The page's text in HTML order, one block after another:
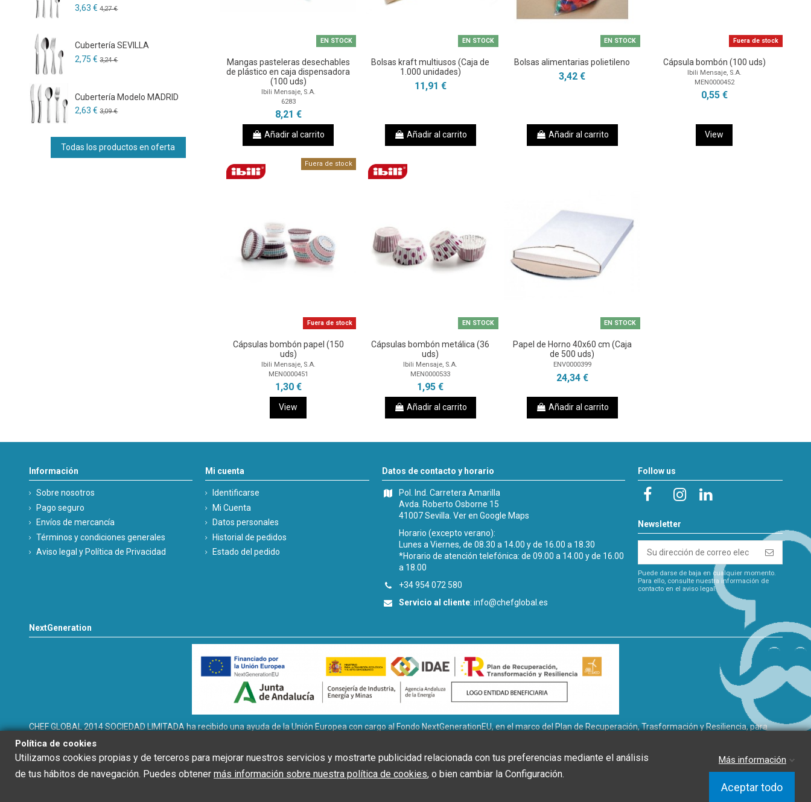
EN STOCK
Mangas pasteleras desechables
de plástico en caja dispensadora
(100 uds)
Ibili Mensaje, S.A.
6283
8,21 €
Añadir al carrito
EN STOCK
Bolsas kraft multiusos (Caja de
1.000 unidades)
11,91 €
Añadir al carrito
EN STOCK
Bolsas alimentarias polietileno
3,42 €
Añadir al carrito
Fuera de stock
Cápsula bombón (100 uds)
Ibili Mensaje, S.A.
MEN0000452
0,55 €
View
Fuera de stock
Fuera de stock
Cápsulas bombón papel (150
uds)
Ibili Mensaje, S.A.
MEN0000451
1,30 €
View
EN STOCK
Cápsulas bombón metálica (36
uds)
Ibili Mensaje, S.A.
MEN0000533
1,95 €
Añadir al carrito
EN STOCK
Papel de Horno 40x60 cm (Caja
de 500 uds)
ENV0000399
24,34 €
Añadir al carrito
3,63 € 4,27 €
Cubertería SEVILLA
2,75 € 3,24 €
Cubertería Modelo MADRID
2,63 € 3,09 €
Todas los productos en oferta
Información
Sobre nosotros
Pago seguro
Envíos de mercancía
Términos y condiciones generales
Aviso legal y Política de Privacidad
Mi cuenta
Identificarse
Mi Cuenta
Datos personales
Historial de pedidos
Estado del pedido
Datos de contacto y horario
Pol. Ind. Carretera Amarilla
Avda. Roberto Osborne 15
41007 Sevilla.Ver en Google Maps
Horario (excepto verano):
Lunes a Viernes, de 08.30 a 14.00 y de 16.00 a 18.30
*Horario de atención telefónica: de 09.00 a 14.00 y de 16.00
a 18.00
+34 954 072 580
Servicio al cliente:info@chefglobal.es
Follow us
Newsletter
Puede darse de baja en cualquier momento.
Para ello, consulte nuestra información de
contacto en el aviso legal.
NextGeneration
CHEF GLOBAL 2014 SOCIEDAD LIMITADA ha recibido una ayuda de la Unión Europea con cargo al Fondo NextGenerationEU, en el marco del Plan de Recuperación, Trasformación y Resiliencia, para
INSTALACIÓN SOLAR FOTOVOLTAICA dentro del programa de incentivos ligados al autoconsumo y almacenamiento, con fuentes de Energía renovable, así como la implantación de sistemas
térmicos renovables en el sector residencial del Ministerio para la Transición Ecológica y el Reto Demográfico, gestionado por la Junta de Andalucía, a través de la Agencia Andaluza de la Energía.”
Política de cookies
Utilizamos cookies propias y de terceros para mejorar nuestros servicios y mostrarte publicidad relacionada con tus preferencias mediante el análisis
de tus hábitos de navegación. Puedes obtener más información sobre nuestra política de cookies, o bien cambiar la Configuración.
Más información
Aceptar todo